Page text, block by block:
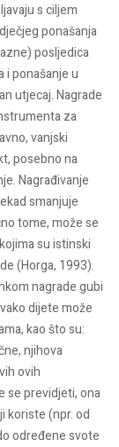
s ciljem
ponašanja
posljedica
i ponašanje u
utjecaj. Nagrade
za
vanjski
posebno na
Nagrađivanje
smanjuje
tome, može se
su istinski
(Horga, 1993).
nagrade gubi
dijete može
kao što su:
njihova
ovih
se previdjeti, ona
koriste (npr. od
određene svote